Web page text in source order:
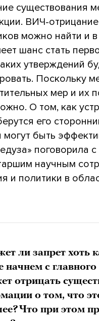
существования
ВИЧ-
можно найти
шанс стать
утверждений
Поскольку
мер и их
О том, как
его
быть
поговорила
научным
и политики в
ли запрет хоть
начнем с
отрицать
о том, что
Что при этом